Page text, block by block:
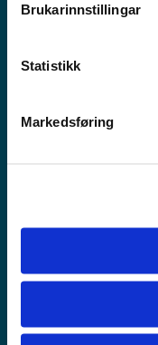
Brukarinnstillingar
Statistikk
Markedsføring